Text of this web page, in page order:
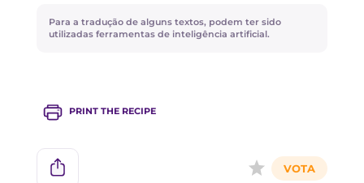
crocante, criando um contraste perfeito com a
cremosidade envolvente do gorgonzola e do
Para a tradução de alguns textos, podem ter sido
utilizadas ferramentas de inteligência artificial.
PRINT THE RECIPE